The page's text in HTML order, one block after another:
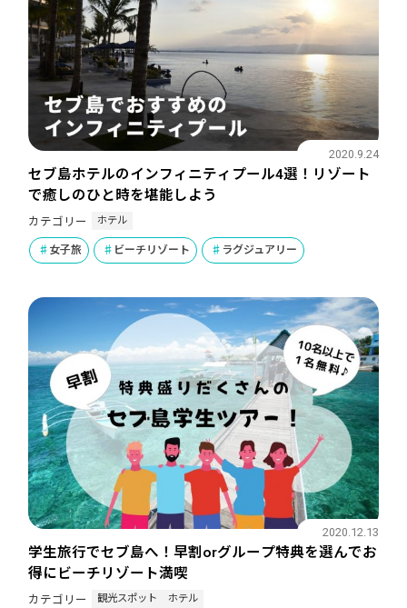
セブ島ホテルのインフィニティプール4選！リゾート
で癒しのひと時を堪能しよう
2020.9.24
カテゴリー ホテル
女子旅 ビーチリゾート ラグジュアリー
学生旅行でセブ島へ！早割orグループ特典を選んでお
得にビーチリゾート満喫
2020.12.13
カテゴリー 観光スポット ホテル